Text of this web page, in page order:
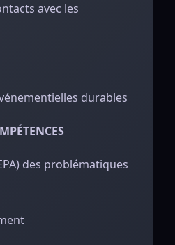
avec les
durables
des problématiques